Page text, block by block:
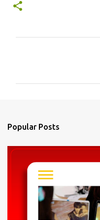
s
Popular Posts